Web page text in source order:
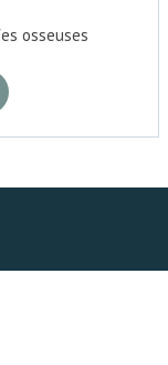
osseuses